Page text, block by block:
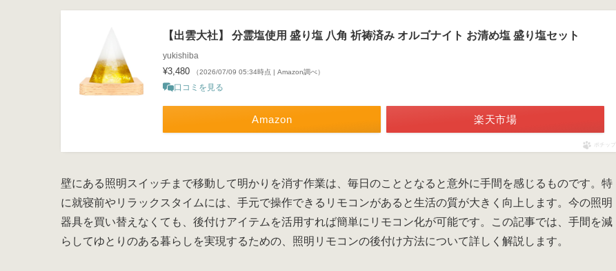
【出雲大社】 分霊塩使用 盛り塩 八角 祈祷済み オルゴナイト お清め塩 盛り塩セット
yukishiba
¥3,480 （2026/07/09 05:34時点 | Amazon調べ）
口コミを見る
Amazon 楽天市場
ポチップ
壁にある照明スイッチまで移動して明かりを消す作業は、毎日のこととなると意外に手間を感じるものです。特
に就寝前やリラックスタイムには、手元で操作できるリモコンがあると生活の質が大きく向上します。今の照明
器具を買い替えなくても、後付けアイテムを活用すれば簡単にリモコン化が可能です。この記事では、手間を減
らしてゆとりのある暮らしを実現するための、照明リモコンの後付け方法について詳しく解説します。